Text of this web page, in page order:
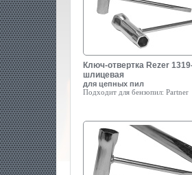
Ключ-отвертка Rezer
шлицевая
для цепных пил
Подходит для бензопил: Partner